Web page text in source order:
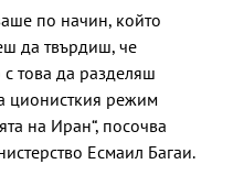
по начин, който
да твърдиш, че
това да разделяш
ционисткия режим
на Иран“, посочва
Есмаил Багаи.